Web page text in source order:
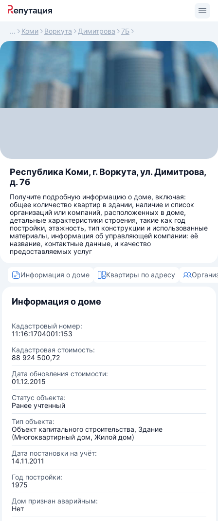
Коми Воркута Димитрова 7Б
Республика Коми, г. Воркута, ул. Димитрова,
д. 7б
Получите подробную информацию о доме, включая:
общее количество квартир в здании, наличие и список
организаций или компаний, расположенных в доме,
детальные характеристики строения, такие как год
постройки, этажность, тип конструкции и использованные
материалы, информация об управляющей компании: её
название, контактные данные, и качество
предоставляемых услуг
Информация о доме Квартиры по адресу
Информация о доме
Кадастровый номер:
11:16:1704001:153
Кадастровая стоимость:
88 924 500,72
Дата обновления стоимости:
01.12.2015
Статус объекта:
Ранее учтенный
Тип объекта:
Объект капитального строительства, Здание
(Многоквартирный дом, Жилой дом)
Дата постановки на учёт:
14.11.2011
Год постройки:
1975
Дом признан аварийным:
Нет